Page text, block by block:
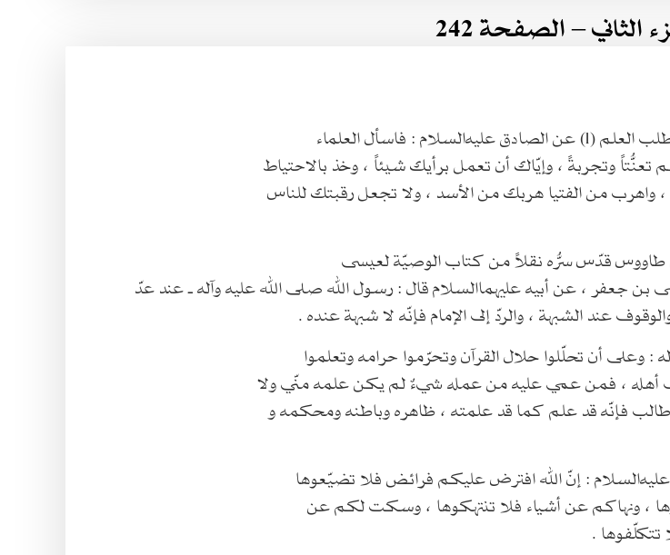
الثاني – الصفحة 242
: فاسأل العلماء
وتجربةً ، وإيّاك أن تعمل برأيك شيئاً ، وخذ بالاحتياط
، واهرب من الفتيا هربك من الأسد ، ولا تجعل رقبتك للناس
عند الشبهة ، والردّ إلى الإمام فإنّه لا شبهة عنده .
إلى أهله ، فمن عمي عليه من عمله شيءٌ لم يكن علمه منّي ولا
فإنّه قد علم كما قد علمته ، ظاهره وباطنه ومحكمه و
عليه‌السلام : إنّ الله افترض عليكم فرائض فلا تضيّعوها
، ونهاكم عن أشياء فلا تنتهكوها ، وسكت لكم عن
تتكلّفوها .